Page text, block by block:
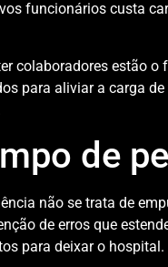
funcionários custa
colaboradores estão
para aliviar a carga
de
não se trata de
de erros que
para deixar o hospital.